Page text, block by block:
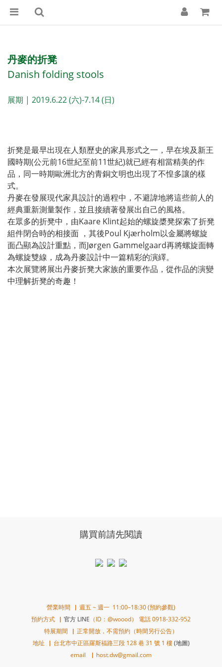
丹麥的折凳
Danish folding stools
展期 | 2019.6.22 (六)-7.14 (日)
折凳是最早出現在人類歷史的家具形式之一，早在埃及新王
國時期(公元前16世紀至前11世紀)就已經有相當精美的作
品，同一時期歐洲北方的青銅文明也出現了不惶多讓的樣
式。
丹麥在發展現代家具設計的過程中，不避諱地將這些前人的
經典重新測量製作，並且接續著發展出自己的風格。
在眾多的折凳中，由Kaare Klint起始的螺旋槳凳探索了折凳
組件閉合時的相接面 ，其後Poul Kjærholm以金屬將螺旋
面凸顯為設計重點，而Jørgen Gammelgaard再將螺旋面轉
為螺旋雙線，成為丹麥設計中一篇精彩的演繹。
本次展覽將展出丹麥折凳大家族的重要作品，從作品的演變
中理解折凳的奇趣！
購買前請先閱讀
營業時間▕ 週五 ~ 週一 11:00–18:30 (預約參觀)
預約方式▕ 官方 LINE （ID：@woood） 電話 0918-332-952
特展期間▕ 正常開放，不需預約（時間另行公告）
地址▕ 台北市中正區羅斯福路三段 128 巷 31 號 1 樓(地圖)
email ▕ host.dw@gmail.com